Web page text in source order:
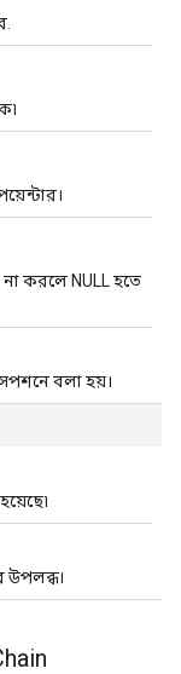
না করলে NULL হতে
বলা হয়।
উপলব্ধ।